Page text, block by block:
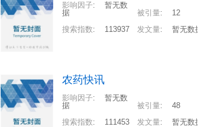
影响因子:
暂无数
据
被引量:
12
搜索指数: 113937 发文量: 暂无数
农药快讯
影响因子:
暂无数
据
被引量:
48
搜索指数: 111453 发文量: 暂无数